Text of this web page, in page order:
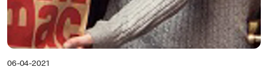
06-04-2021